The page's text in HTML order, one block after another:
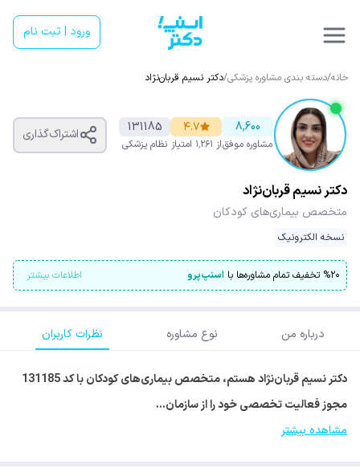
ورود | ثبت نام
خانه/دسته بندی مشاوره پزشکی/دکتر نسیم قربان‌نژاد
8,600
مشاوره موفق
۴.۷
از ۱٬۲۶۱ امتیاز
131185
نظام پزشکی
اشتراک‌گذاری
دکتر نسیم قربان‌نژاد
متخصص بیماری‌های کودکان
نسخه الکترونیک
%۲۰ تخفیف تمام مشاوره‌ها با اسنپ‌پرو اطلاعات بیشتر
درباره من نوع مشاوره نظرات کاربران
دکتر نسیم قربان‌نژاد هستم، متخصص بیماری‌های کودکان با کد 131185
مجوز فعالیت تخصصی خود را از سازمان…
مشاهده بیشتر